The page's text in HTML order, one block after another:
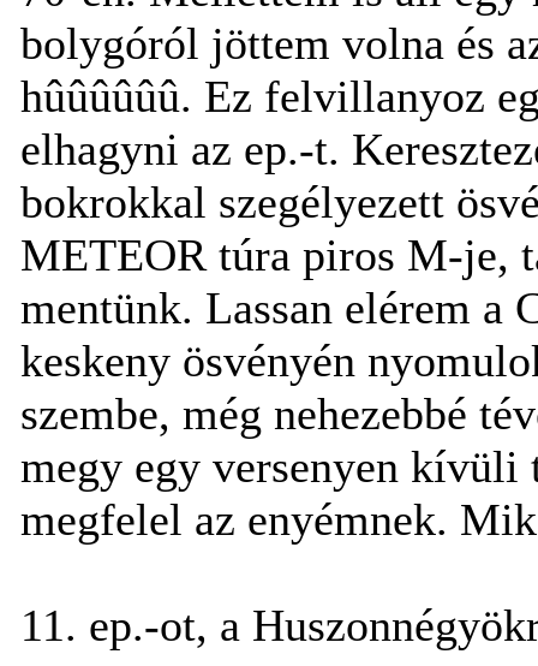
bolygóról jöttem volna és
hûûûûûû. Ez felvillanyoz
elhagyni az ep.-t.
bokrokkal szegélyezett
METEOR túra piros M-je,
mentünk. Lassan elérem a
keskeny ösvényén
szembe, még nehezebbé
megy egy versenyen kívüli
megfelel az enyémnek.
11. ep.-ot, a